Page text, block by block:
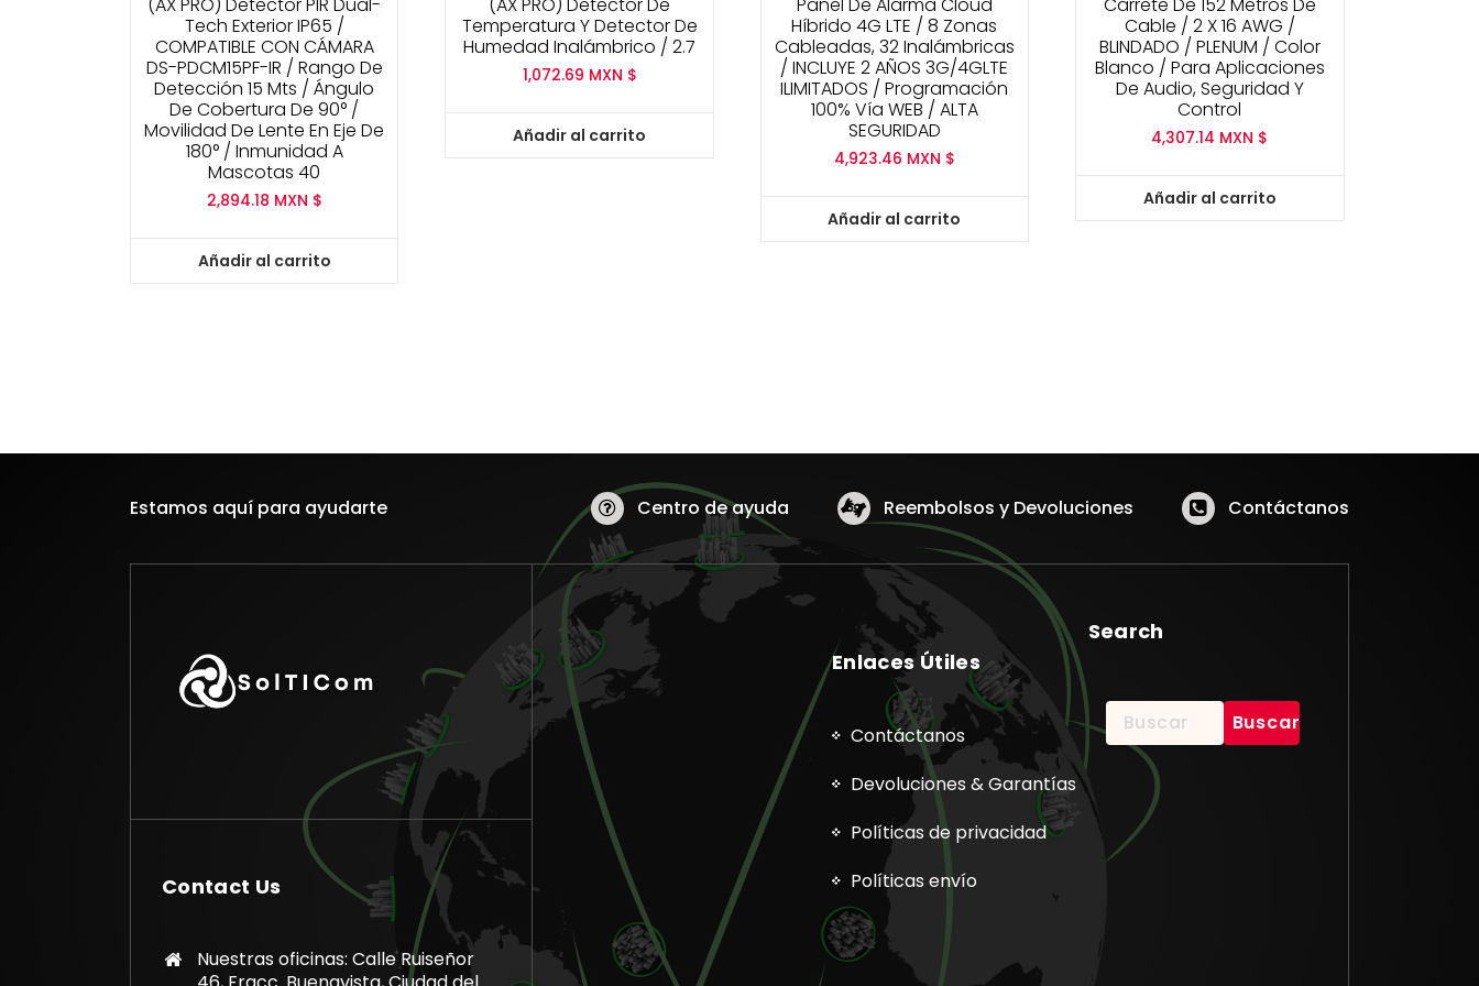
(AX PRO) Detector PIR Dual-
Tech Exterior IP65 /
COMPATIBLE CON CÁMARA
DS-PDCM15PF-IR / Rango De
Detección 15 Mts / Ángulo
De Cobertura De 90° /
Movilidad De Lente En Eje De
180° / Inmunidad A
Mascotas 40
2,894.18 MXN $
Añadir al carrito
(AX PRO) Detector De
Temperatura Y Detector De
Humedad Inalámbrico / 2.7
1,072.69 MXN $
Añadir al carrito
Panel De Alarma Cloud
Híbrido 4G LTE / 8 Zonas
Cableadas, 32 Inalámbricas
/ INCLUYE 2 AÑOS 3G/4GLTE
ILIMITADOS / Programación
100% Vía WEB / ALTA
SEGURIDAD
4,923.46 MXN $
Añadir al carrito
Carrete De 152 Metros De
Cable / 2 X 16 AWG /
BLINDADO / PLENUM / Color
Blanco / Para Aplicaciones
De Audio, Seguridad Y
Control
4,307.14 MXN $
Añadir al carrito
Estamos aquí para ayudarte Centro de ayuda Reembolsos y Devoluciones Contáctanos
Contact Us
Nuestras oficinas: Calle Ruiseñor
Enlaces Útiles
Contáctanos
Devoluciones & Garantías
Políticas de privacidad
Políticas envío
Search
Buscar: